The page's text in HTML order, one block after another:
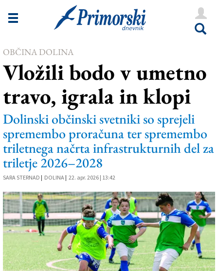
Novice
Goriška
Kultura
Šport
Še
Vreme
V Kioskih
Uredništvo
Oglasi
Založnik
Zadruga PD
Naročnine
OBČINA DOLINA
Vložili bodo v umetno
travo, igrala in klopi
Dolinski občinski svetniki so sprejeli
spremembo proračuna ter spremembo
triletnega načrta infrastrukturnih del za
triletje 2026–2028
SARA STERNAD | DOLINA | 22. apr. 2026 | 13:42